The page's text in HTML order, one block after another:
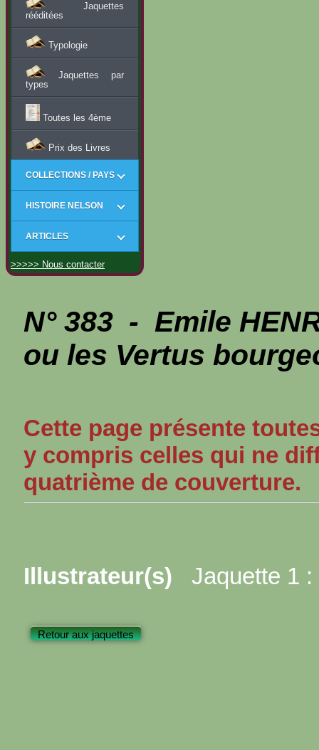
Jaquettes
rééditées
Typologie
Jaquettes par
types
Toutes les 4ème
Prix des Livres
COLLECTIONS / PAYS
HISTOIRE NELSON
ARTICLES
>>>>> Nous contacter
N° 383 - Emile
ou les Vertus
Cette page présente
y compris celles qui ne
quatrième de couverture.
Illustrateur(s) Jaquette 1 :
Retour aux jaquettes